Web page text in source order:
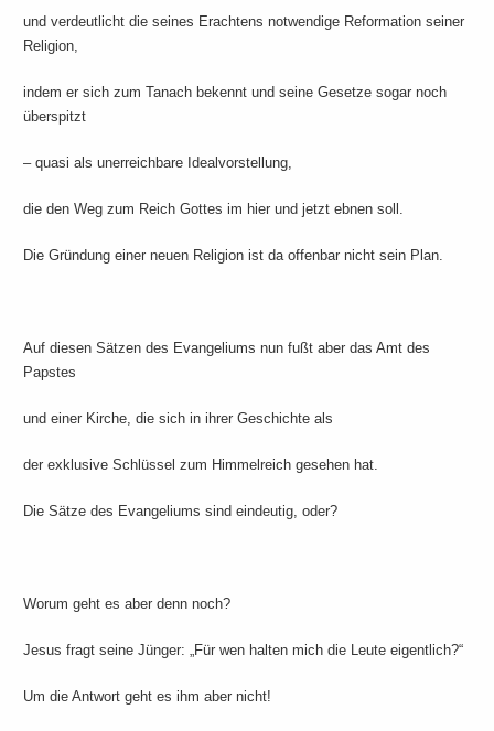
und verdeutlicht die seines Erachtens notwendige Reformation seiner
Religion,
indem er sich zum Tanach bekennt und seine Gesetze sogar noch
überspitzt
– quasi als unerreichbare Idealvorstellung,
die den Weg zum Reich Gottes im hier und jetzt ebnen soll.
Die Gründung einer neuen Religion ist da offenbar nicht sein Plan.
Auf diesen Sätzen des Evangeliums nun fußt aber das Amt des
Papstes
und einer Kirche, die sich in ihrer Geschichte als
der exklusive Schlüssel zum Himmelreich gesehen hat.
Die Sätze des Evangeliums sind eindeutig, oder?
Worum geht es aber denn noch?
Jesus fragt seine Jünger: „Für wen halten mich die Leute eigentlich?“
Um die Antwort geht es ihm aber nicht!